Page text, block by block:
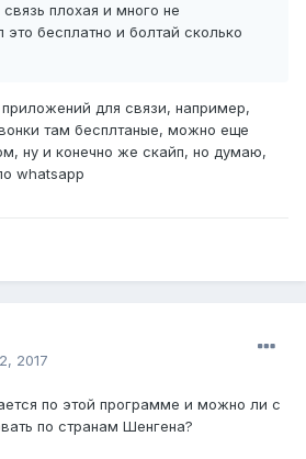
плохая и много не
бесплатно и болтай сколько
для связи, например,
там бесплтаные, можно еще
ну и конечно же скайп, но думаю,
whatsapp
2017
по этой программе и можно ли с
по странам Шенгена?